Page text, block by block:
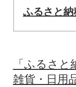
ふるさと
「ふるさ
雑貨・日用